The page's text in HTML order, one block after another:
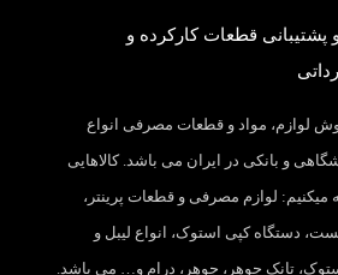
پشتیبانی قطعات کارکرده و
لوازم، مواد و قطعات مصرفی انواع
و بانکی در ایران می باشد. کالاهایی
میکنیم: لوازم مصرفی و قطعات پرینتر،
دستگاه کپی استوک، انواع لیبل و
تانک جوهر، جوهر، درام و… می باشد.